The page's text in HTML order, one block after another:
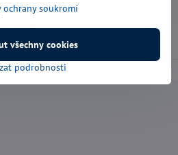
růstu;
ochrany soukromí
podrobnosti
všechny cookies